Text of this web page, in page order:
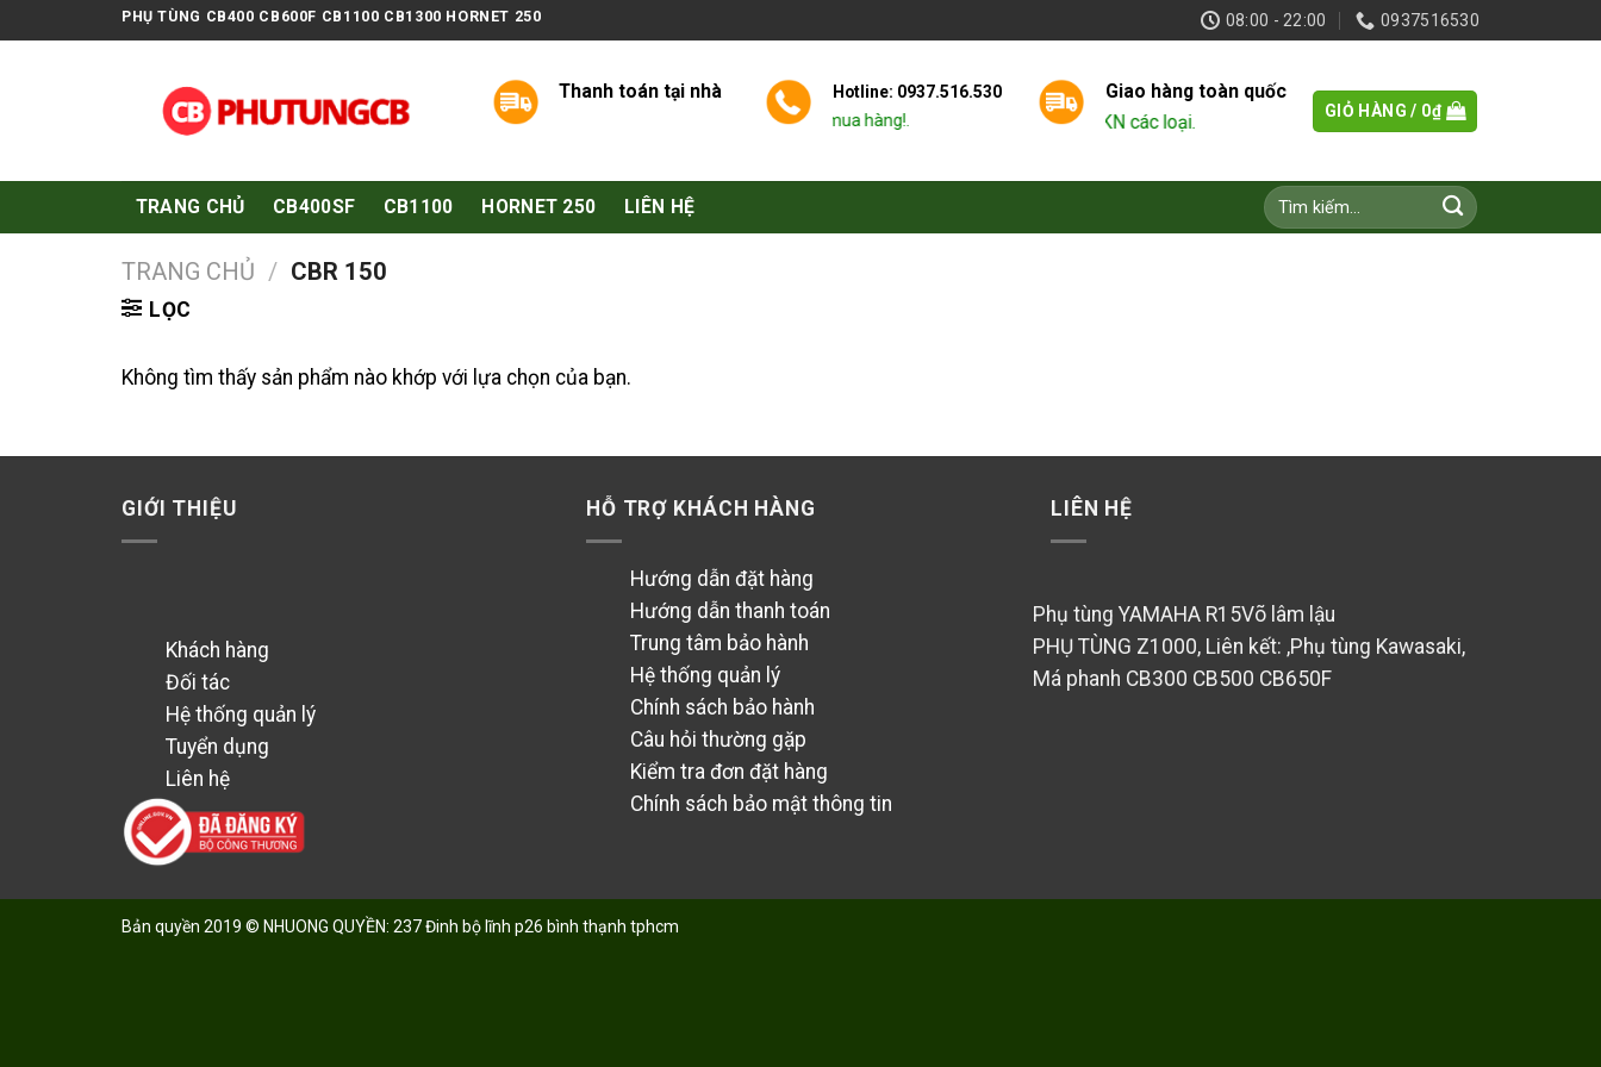
to
PHỤ TÙNG CB400 CB600F CB1100 CB1300 HORNET 250 08:00 - 22:00 0937516530
Thanh toán tại nhà
Hotline: 0937.516.530
Hãy gọi chúng tôi khi có nhu cầu tư vấn mua hàng!.
Giao hàng toàn quốc
Phụ tùng và đồ chơi xe moto PKL PKN các loại.
GIỎ HÀNG / 0₫
TRANG CHỦ CB400SF CB1100 HORNET 250 LIÊN HỆ
Tìm
kiếm:
TRANG CHỦ / CBR 150
LỌC
Không tìm thấy sản phẩm nào khớp với lựa chọn của bạn.
GIỚI THIỆU
Khách hàng
Đối tác
Hệ thống quản lý
Tuyển dụng
Liên hệ
HỖ TRỢ KHÁCH HÀNG
Hướng dẫn đặt hàng
Hướng dẫn thanh toán
Trung tâm bảo hành
Hệ thống quản lý
Chính sách bảo hành
Câu hỏi thường gặp
Kiểm tra đơn đặt hàng
Chính sách bảo mật thông tin
LIÊN HỆ
Phụ tùng YAMAHA R15Võ lâm lậu
PHỤ TÙNG Z1000, Liên kết: ,Phụ tùng Kawasaki,
Má phanh CB300 CB500 CB650F
Bản quyền 2019 © NHUONG QUYỀN: 237 Đinh bộ lĩnh p26 bình thạnh tphcm